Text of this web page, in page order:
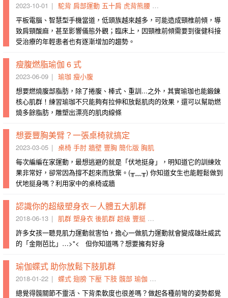
2023-10-01 駝背 肩部運動 五十肩 虎背熊腰 富貴包
平板電腦、智慧型手機當道，低頭族越來越多，可能造成頸椎前傾，導
致肩頸酸麻，甚至影響儀態外觀；臨床上，因頸椎前傾需要到復健科接
受治療的年輕患者也有逐漸增加的趨勢。
瘦腹燃脂瑜伽 6 式
2023-06-09 瑜珈 瘦小腹
想要燃燒腹部脂肪，除了捲腹、棒式、重訓...之外，其實瑜珈也能鍛鍊
核心肌群！練習瑜珈不只能夠有拉伸和放鬆肌肉的效果，還可以幫助燃
燒多餘脂肪，雕塑出漂亮的肌肉線條
想要豐胸美臂？一張桌椅就搞定
2023-03-05 桌椅 手肘 牆壁 豐胸 簡化版 胸肌
每次編編在家運動，最想逃避的就是「伏地挺身」，明知道它的訓練效
果非常好，卻常因為撐不起來而放棄。(╥﹏╥) 你知道女生也能輕鬆做到
伏地挺身嗎？利用家中的桌椅或牆
認識你的超級塑身衣－人體五大肌群
2018-06-13 肌群 塑身衣 後肌群 超級 豐挺 認識
許多女孩一聽見肌力運動就害怕，擔心一做肌力運動就會變成雄壯威武
的「金剛芭比」…>"< 但你知道嗎？想要擁有好身
瑜伽蝶式 助你放鬆下肢肌群
2018-01-22 蝶式 翅膀 下壓 下肢 髖部 瑜伽 膝蓋
總覺得髖關節不靈活、下背柔軟度也很差嗎？做起各種前彎的姿勢都覺